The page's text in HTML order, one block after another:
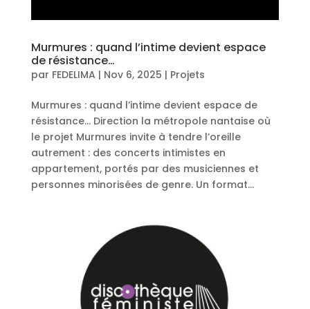
Murmures : quand l’intime devient espace
de résistance…
par FEDELIMA | Nov 6, 2025 | Projets
Murmures : quand l’intime devient espace de
résistance… Direction la métropole nantaise où
le projet Murmures invite à tendre l’oreille
autrement : des concerts intimistes en
appartement, portés par des musiciennes et
personnes minorisées de genre. Un format...